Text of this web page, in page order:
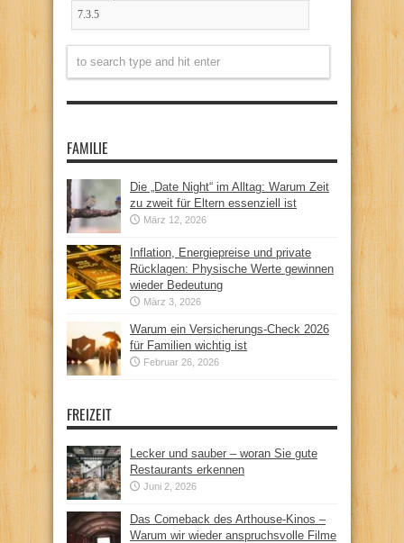
FAMILIE
Die „Date Night“ im Alltag: Warum Zeit
zu zweit für Eltern essenziell ist
März 12, 2026
Inflation, Energiepreise und private
Rücklagen: Physische Werte gewinnen
wieder Bedeutung
März 3, 2026
Warum ein Versicherungs-Check 2026
für Familien wichtig ist
Februar 26, 2026
FREIZEIT
Lecker und sauber – woran Sie gute
Restaurants erkennen
Juni 2, 2026
Das Comeback des Arthouse-Kinos –
Warum wir wieder anspruchsvolle Filme